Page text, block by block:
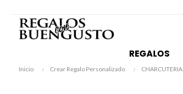
REGALOS
Inicio Crear Regalo Personalizado CHARCUTERIA